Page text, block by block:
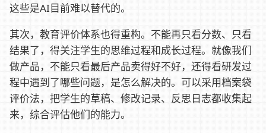
这些是AI目前难以替代的。
其次，教育评价体系也得重构。不能再只看分数、只看
结果了，得关注学生的思维过程和成长过程。就像我们
做产品，不能只看最后产品卖得好不好，还得看研发过
程中遇到了哪些问题，是怎么解决的。可以采用档案袋
评价法，把学生的草稿、修改记录、反思日志都收集起
来，综合评估他们的能力。